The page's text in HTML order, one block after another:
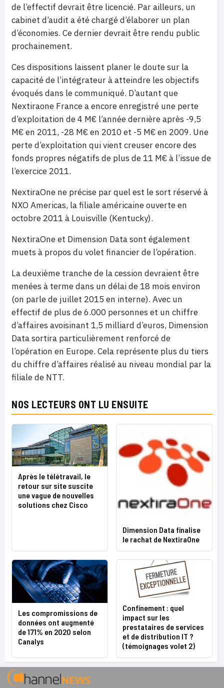
de l’effectif devrait être licencié. Par ailleurs, un
cabinet d’audit a été chargé d’élaborer un plan
d’économies. Ce dernier devrait être rendu public
prochainement.
Ces dispositions laissent planer le doute sur la
capacité de l’intégrateur à atteindre les objectifs
évoqués dans le communiqué. D’autant que
Nextiraone France a encore enregistré une perte
d’exploitation de 4 M€ l’année dernière après -9,5
M€ en 2011, -28 M€ en 2010 et -5 M€ en 2009. Une
perte d’exploitation qui vient creuser encore des
fonds propres négatifs de plus de 11 M€ à l’issue de
l’exercice 2011.
NextiraOne ne précise par quel est le sort réservé à
NXO Americas, la filiale américaine ouverte en
octobre 2011 à Louisville (Kentucky).
NextiraOne et Dimension Data sont également
muets à propos du volet financier de l’opération.
La deuxième tranche de la cession devraient être
menées à terme dans un délai de 18 mois environ
(on parle de juillet 2015 en interne). Avec un
effectif de plus de 6.000 personnes et un chiffre
d’affaires avoisinant 1,5 milliard d’euros, Dimension
Data sortira particulièrement renforcé de
l’opération en Europe. Cela représente plus du tiers
du chiffre d’affaires réalisé au niveau mondial par la
filiale de NTT.
NOS LECTEURS ONT LU ENSUITE
Après le télétravail, le
retour sur site suscite
une vague de nouvelles
solutions chez Cisco
Dimension Data finalise
le rachat de NextiraOne
Les compromissions de
données ont augmenté
de 171% en 2020 selon
Canalys
Confinement : quel
impact sur les
prestataires de services
et de distribution IT ?
(témoignages volet 2)